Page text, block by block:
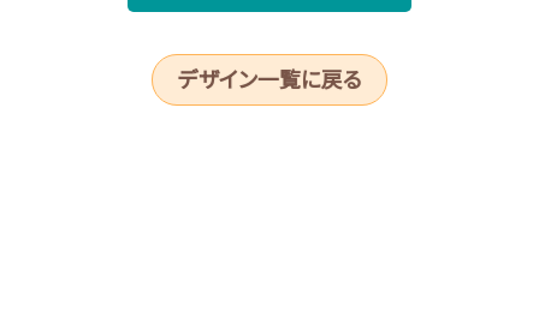
デザイン一覧に戻る